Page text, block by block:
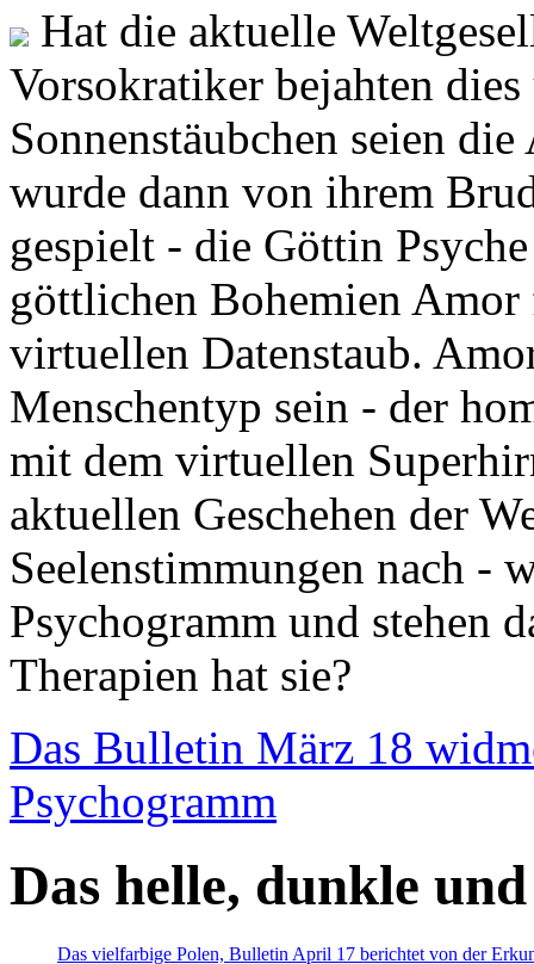
Hat die aktuelle
Vorsokratiker bejahten
Sonnenstäubchen seien
wurde dann von ihrem
gespielt - die Göttin
göttlichen Bohemien
virtuellen Datenstaub.
Menschentyp sein - der
mit dem virtuellen
aktuellen Geschehen der
Seelenstimmungen nach -
Psychogramm und stehen
Therapien hat sie?
Das Bulletin März 18
Psychogramm
Das helle, dunkle
Das vielfarbige Polen, Bulletin April 17 berichtet von der